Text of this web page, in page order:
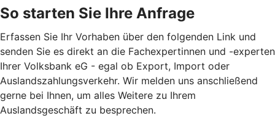
So starten Sie Ihre Anfrage
Erfassen Sie Ihr Vorhaben über den folgenden Link und
senden Sie es direkt an die Fachexpertinnen und -experten
Ihrer Volksbank eG - egal ob Export, Import oder
Auslandszahlungsverkehr. Wir melden uns anschließend
gerne bei Ihnen, um alles Weitere zu Ihrem
Auslandsgeschäft zu besprechen.